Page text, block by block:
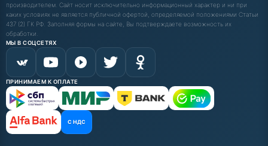
производителем. Сайт носит исключительно информационный характер и ни при
каких условиях не является публичной офертой, определяемой положениями Статьи
437 (2) ГК РФ. Заполняя формы на сайте, Вы подтверждаете возможность их
обработки.
МЫ В СОЦСЕТЯХ
ПРИНИМАЕМ К ОПЛАТЕ
С НДС